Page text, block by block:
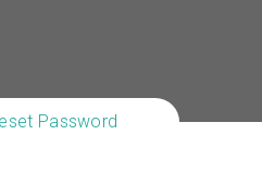
Password